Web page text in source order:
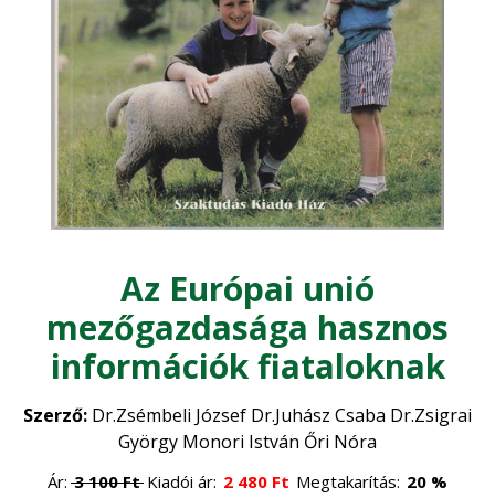
Sertés
Szarvasmarha
Általános állattenyésztés
Állategészségügy
Baromfi
Halászat
Díszkert, dísznövény
Egyéb
Élelmiszeripar
Életmód, egészség
Erdészet
Erdővédelem
Faipar
• Általános faipar
Mezőgazdasági gépek
Műszaki ismeretek
Az Európai unió
mezőgazdasága hasznos
információk fiataloknak
Szerző: Dr.Zsémbeli József Dr.Juhász Csaba Dr.Zsigrai
György Monori István Őri Nóra
Ár: 3 100Ft Kiadói ár: 2 480 Ft Megtakarítás: 20 %